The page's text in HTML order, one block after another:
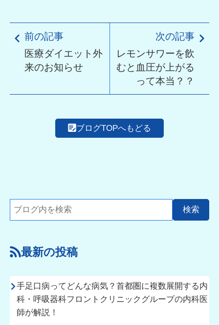
前の記事
医療ダイエット外
来のお知らせ
次の記事
レモンサワーを飲
むと血圧が上がる
って本当？？
ブログTOPへもどる
最新の投稿
手足口病ってどんな病気？首都圏に複数展開する内
科・呼吸器科フロントクリニックグループの内科医
師が解説！